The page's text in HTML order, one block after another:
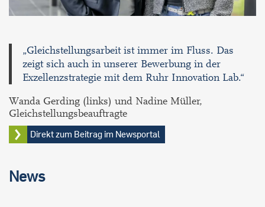
„Gleichstellungsarbeit ist immer im Fluss. Das
zeigt sich auch in unserer Bewerbung in der
Exzellenzstrategie mit dem Ruhr Innovation Lab.“
Wanda Gerding (links) und Nadine Müller,
Gleichstellungsbeauftragte
Direkt zum Beitrag im Newsportal
News